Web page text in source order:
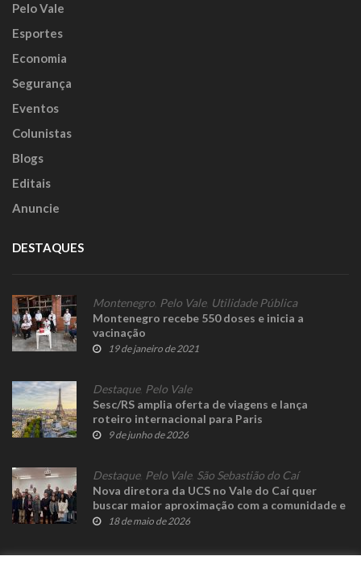
Pelo Vale
Esportes
Economia
Segurança
Eventos
Colunistas
Blogs
Editais
Anuncie
DESTAQUES
Montenegro Pelo Vale, Utilidade Pública
Montenegro recebe 550 doses e inicia a
vacinação
19 de janeiro de 2021
Destaque, Pelo Vale
Sesc/RS amplia oferta de viagens e lança
roteiro internacional para Paris
9 de junho de 2026
Destaque, Pelo Vale, São Sebastião do Caí
Nova diretora da UCS no Vale do Caí quer
buscar maior aproximação com a comunidade e
impulsionar o desenvolvimento da região
18 de maio de 2026